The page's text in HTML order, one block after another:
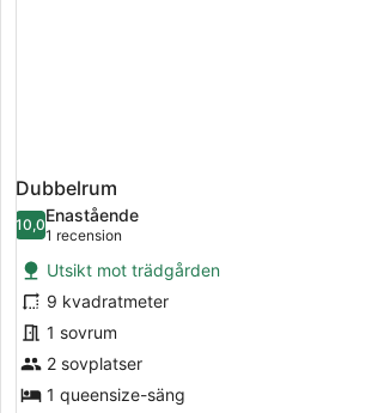
Dubbelrum
10,010,0 av 10
Enastående
1 recension
(1 recension)
Utsikt mot trädgården
9 kvadratmeter
1 sovrum
2 sovplatser
1 queensize-säng